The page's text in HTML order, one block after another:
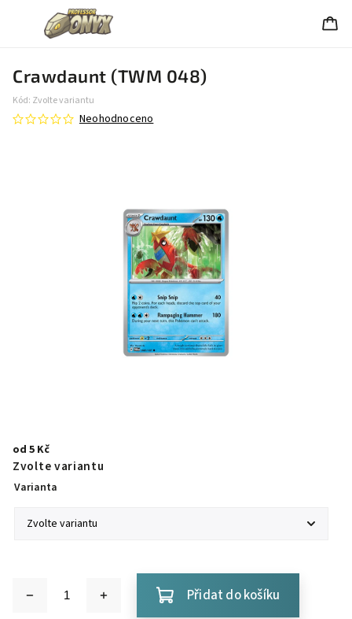
Crawdaunt (TWM 048)
Kód: Zvolte variantu
Neohodnoceno
od 5 Kč
Zvolte variantu
Varianta
Přidat do košíku